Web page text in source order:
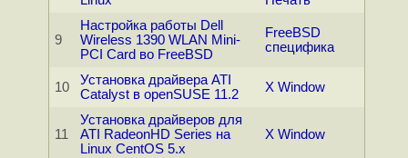
9
Настройка работы Dell
Wireless 1390 WLAN Mini-
PCI Card во FreeBSD
FreeBSD
специфика
10
Установка драйвера ATI
Catalyst в openSUSE 11.2
X Window
11
Установка драйверов для
ATI RadeonHD Series на
Linux CentOS 5.x
X Window